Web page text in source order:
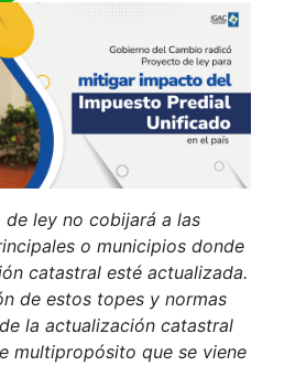
ley no cobijará a las
o municipios donde
catastral esté actualizada.
de estos topes y normas
la actualización catastral
multipropósito que se viene